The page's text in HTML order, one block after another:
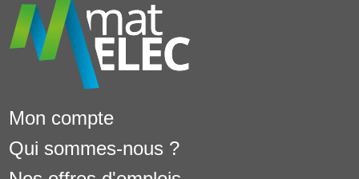
Mon compte
Qui sommes-nous ?